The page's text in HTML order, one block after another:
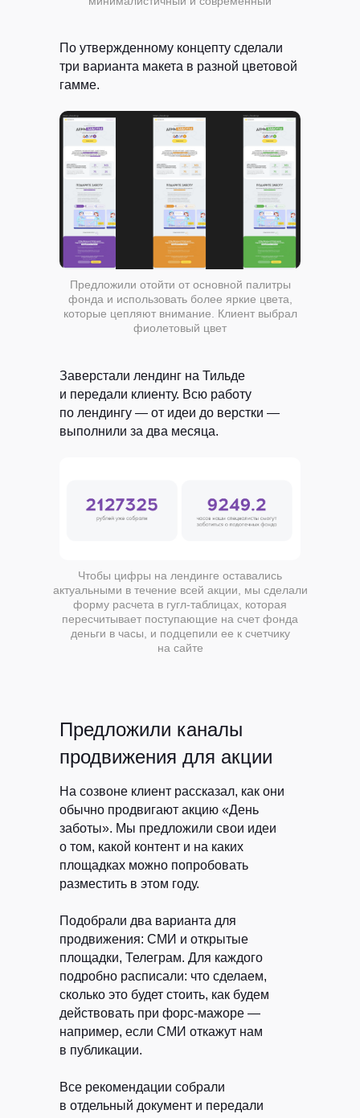
По утвержденному концепту сделали
три варианта макета в разной цветовой
гамме.
Предложили отойти от основной палитры
фонда и использовать более яркие цвета,
которые цепляют внимание. Клиент выбрал
фиолетовый цвет
Заверстали лендинг на Тильде
и передали клиенту. Всю работу
по лендингу — от идеи до верстки —
выполнили за два месяца.
Чтобы цифры на лендинге оставались
актуальными в течение всей акции, мы сделали
форму расчета в гугл-таблицах, которая
пересчитывает поступающие на счет фонда
деньги в часы, и подцепили ее к счетчику
на сайте
Предложили каналы
продвижения для акции
На созвоне клиент рассказал, как они
обычно продвигают акцию «День
заботы». Мы предложили свои идеи
о том, какой контент и на каких
площадках можно попробовать
разместить в этом году.
Подобрали два варианта для
продвижения: СМИ и открытые
площадки, Телеграм. Для каждого
подробно расписали: что сделаем,
сколько это будет стоить, как будем
действовать при форс-мажоре —
например, если СМИ откажут нам
в публикации.
Все рекомендации собрали
в отдельный документ и передали